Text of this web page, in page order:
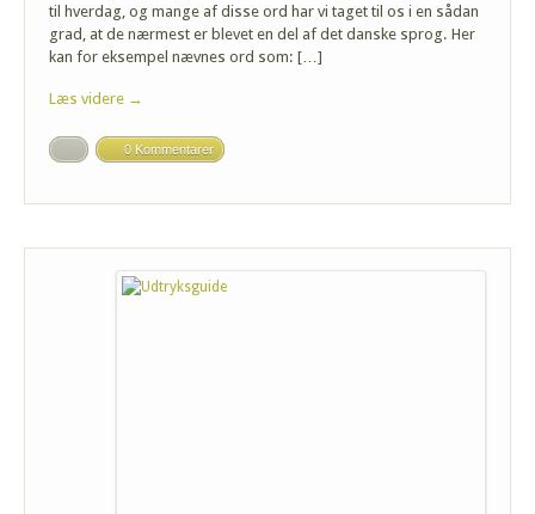
til hverdag, og mange af disse ord har vi taget til os i en sådan
grad, at de nærmest er blevet en del af det danske sprog. Her
kan for eksempel nævnes ord som: […]
Læs videre →
0 Kommentarer